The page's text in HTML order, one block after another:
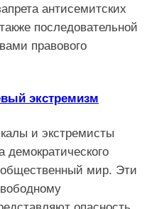
антисемитских
последовательной
правового
экстремизм
и экстремисты
демократического
мир. Эти